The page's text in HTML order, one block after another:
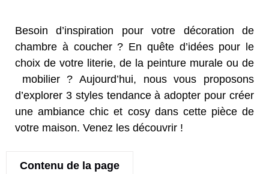
Besoin d’inspiration pour votre décoration de
chambre à coucher ? En quête d’idées pour le
choix de votre literie, de la peinture murale ou de
mobilier ? Aujourd’hui, nous vous proposons
d’explorer 3 styles tendance à adopter pour créer
une ambiance chic et cosy dans cette pièce de
votre maison. Venez les découvrir !
Contenu de la page